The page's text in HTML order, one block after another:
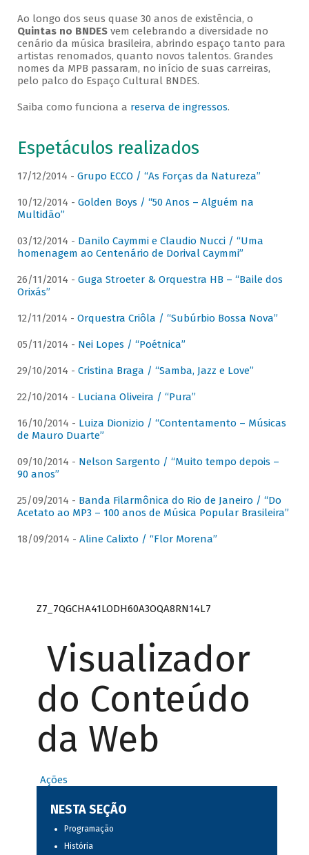
Ao longo dos seus quase 30 anos de existência, o
Quintas no BNDESvem celebrando a diversidade no
cenário da música brasileira, abrindo espaço tanto para
artistas renomados, quanto novos talentos. Grandes
nomes da MPB passaram, no início de suas carreiras,
pelo palco do Espaço Cultural BNDES.
Saiba como funciona a reserva de ingressos.
Espetáculos realizados
17/12/2014 - Grupo ECCO / “As Forças da Natureza”
10/12/2014 - Golden Boys / “50 Anos – Alguém na
Multidão”
03/12/2014 - Danilo Caymmi e Claudio Nucci / “Uma
homenagem ao Centenário de Dorival Caymmi”
26/11/2014 - Guga Stroeter & Orquestra HB – “Baile dos
Orixás”
12/11/2014 - Orquestra Criôla / “Subúrbio Bossa Nova”
05/11/2014 - Nei Lopes / “Poétnica”
29/10/2014 - Cristina Braga / “Samba, Jazz e Love”
22/10/2014 - Luciana Oliveira / “Pura”
16/10/2014 - Luiza Dionizio / “Contentamento – Músicas
de Mauro Duarte”
09/10/2014 - Nelson Sargento / “Muito tempo depois –
90 anos”
25/09/2014 - Banda Filarmônica do Rio de Janeiro / “Do
Acetato ao MP3 – 100 anos de Música Popular Brasileira”
18/09/2014 - Aline Calixto / “Flor Morena”
Z7_7QGCHA41LODH60A3OQA8RN14L7
Visualizador
do Conteúdo
da Web
Ações
NESTA SEÇÃO
Programação
História